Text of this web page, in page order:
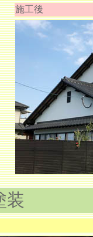
施工後
装